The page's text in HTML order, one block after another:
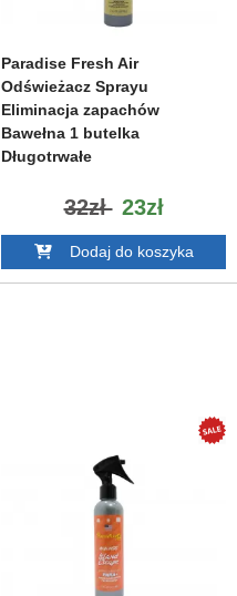
Paradise Fresh Air
Odświeżacz Sprayu
Eliminacja zapachów
Bawełna 1 butelka
Długotrwałe
32zł 23zł
Dodaj do koszyka